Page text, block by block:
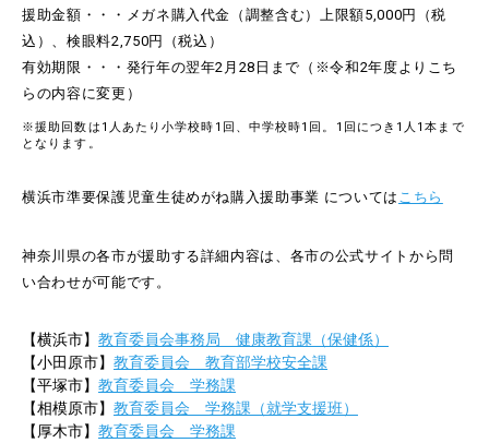
援助金額・・・メガネ購入代金（調整含む）上限額5,000円（税
込）、検眼料2,750円（税込）
有効期限・・・発行年の翌年2月28日まで（※令和2年度よりこち
らの内容に変更）
※援助回数は1人あたり小学校時1回、中学校時1回。1回につき1人1本まで
となります。
横浜市準要保護児童生徒めがね購入援助事業 については こちら
神奈川県の各市が援助する詳細内容は、各市の公式サイトから問
い合わせが可能です。
【横浜市】 教育委員会事務局 健康教育課（保健係）
【小田原市】 教育委員会 教育部学校安全課
【平塚市】 教育委員会 学務課
【相模原市】 教育委員会 学務課（就学支援班）
【厚木市】 教育委員会 学務課